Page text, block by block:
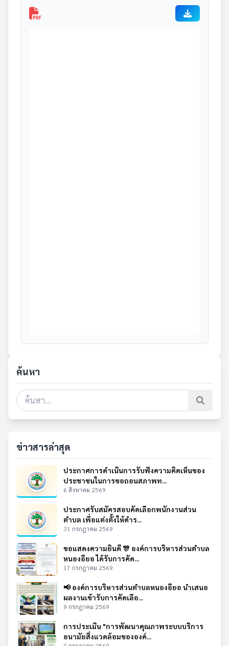
ค้นหา
ข่าวสารล่าสุด
ประกาศการดำเนินการรับฟังความคิดเห็นของ
ประชาชนในการขอถอนสภาพท...
6 สิงหาคม 2569
ประกาศรับสมัครสอบคัดเลือกพนักงานส่วน
ตำบล เพื่อแต่งตั้งให้ดำร...
31 กรกฎาคม 2569
ขอแสดงความยินดี 🎊 องค์การบริหารส่วนตำบล
หนองอียอ ได้รับการคัด...
17 กรกฎาคม 2569
📢 องค์การบริหารส่วนตำบลหนองอียอ นำเสนอ
ผลงานเข้ารับการคัดเลือ...
9 กรกฎาคม 2569
การประเมิน "การพัฒนาคุณภาพระบบบริการ
อนามัยสิ่งแวดล้อมขององค์...